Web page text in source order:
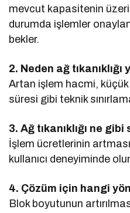
mevcut kapasitenin
durumda işlemler
bekler.
2. Neden ağ tıkanıklığı
Artan işlem hacmi,
süresi gibi teknik
3. Ağ tıkanıklığı ne
İşlem ücretlerinin
kullanıcı deneyiminde
4. Çözüm için hangi
Blok boyutunun